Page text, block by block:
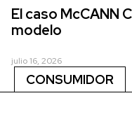
El caso McCANN
modelo
julio 16, 2026
CONSUMIDOR